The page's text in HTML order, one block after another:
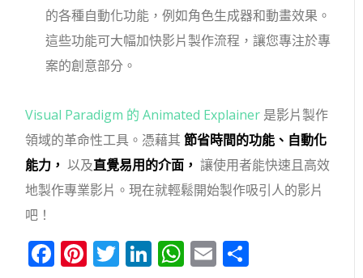
的各種自動化功能，例如角色生成器和動畫效果。
這些功能可大幅加快影片製作流程，讓您專注於專
案的創意部分。
Visual Paradigm 的 Animated Explainer 是影片製作
領域的革命性工具。憑藉其 節省時間的功能、自動化
能力， 以及直覺易用的介面， 讓使用者能快速且高效
地製作專業影片。現在就輕鬆開始製作吸引人的影片
吧！
Facebook
Pinterest
Twitter
LinkedIn
WhatsApp
Email